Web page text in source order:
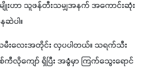
ဟာ သူဖန်တီးသမျှအနက် အကောင်းဆုံး
ဆဲပါ။
က်သီး
လိုကျော် ရှိပြီး အခွံမှာ ကြက်သွေးရောင်